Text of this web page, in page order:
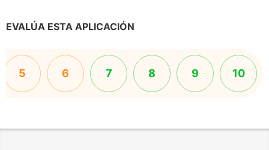
EVALÚA ESTA APLICACIÓN
5 6 7 8 9 10